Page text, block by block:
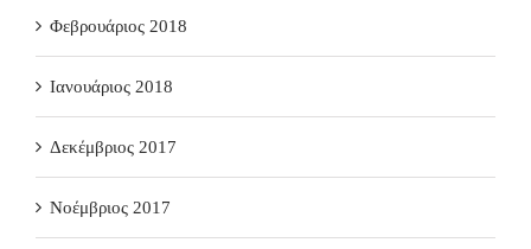
Φεβρουάριος 2018
Ιανουάριος 2018
Δεκέμβριος 2017
Νοέμβριος 2017